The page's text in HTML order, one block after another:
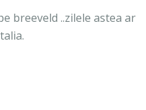
breeveld ..zilele astea ar